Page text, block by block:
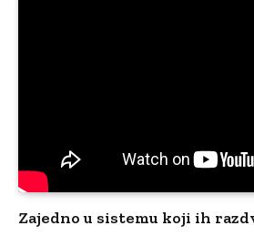
Zajedno u sistemu koji ih